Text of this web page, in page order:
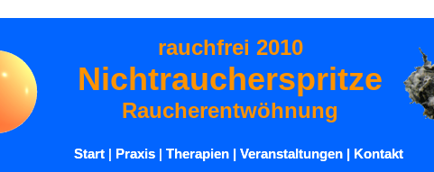
rauchfrei 2010
Nichtraucherspritze
Raucherentwöhnung
Start | Praxis | Therapien | Veranstaltungen | Kontakt
Start | Praxis | Therapien | Veranstaltungen | Kontakt